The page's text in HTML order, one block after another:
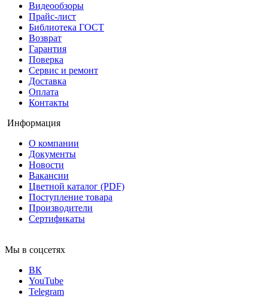
Видеообзоры
Прайс-лист
Библиотека ГОСТ
Возврат
Гарантия
Поверка
Сервис и ремонт
Доставка
Оплата
Контакты
Информация
О компании
Документы
Новости
Вакансии
Цветной каталог (PDF)
Поступление товара
Производители
Сертификаты
Мы в соцсетях
ВК
YouTube
Telegram